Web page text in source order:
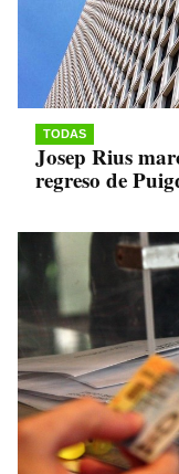
TODAS
Josep Rius
regreso de